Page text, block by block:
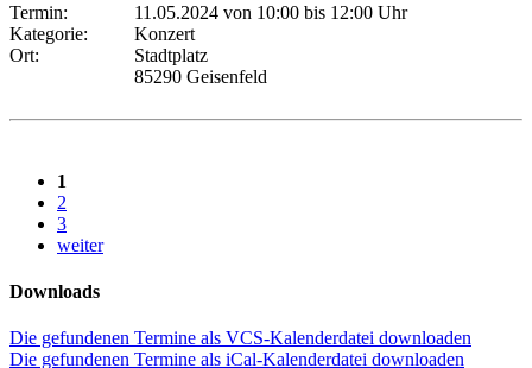
Termin:
11.05.2024 von 10:00 bis 12:00 Uhr
Kategorie:
Konzert
Ort:
Stadtplatz
85290 Geisenfeld
1
2
3
weiter
Downloads
Die gefundenen Termine als VCS-Kalenderdatei downloaden
Die gefundenen Termine als iCal-Kalenderdatei downloaden